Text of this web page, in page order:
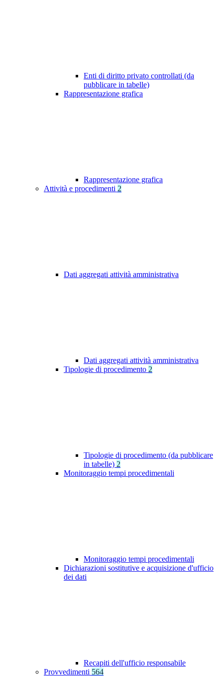
Enti di diritto privato controllati (da
pubblicare in tabelle)
Rappresentazione grafica
Rappresentazione grafica
Attività e procedimenti 2
Dati aggregati attività amministrativa
Dati aggregati attività amministrativa
Tipologie di procedimento 2
Tipologie di procedimento (da pubblicare
in tabelle) 2
Monitoraggio tempi procedimentali
Monitoraggio tempi procedimentali
Dichiarazioni sostitutive e acquisizione d'ufficio
dei dati
Recapiti dell'ufficio responsabile
Provvedimenti 564